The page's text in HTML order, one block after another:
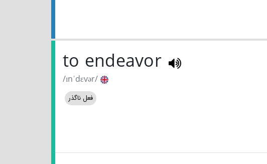
to endeavor
/ɪnˈdɛvər/
فعل ناگذر